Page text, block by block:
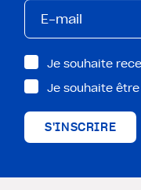
Je souhaite
Je souhaite
S'INSCRIRE